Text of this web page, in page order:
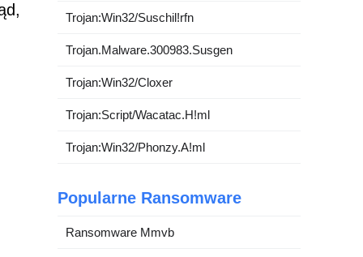
Trojan:Win32/Suschil!rfn
Trojan.Malware.300983.Susgen
Trojan:Win32/Cloxer
Trojan:Script/Wacatac.H!ml
Trojan:Win32/Phonzy.A!ml
Popularne Ransomware
Ransomware Mmvb